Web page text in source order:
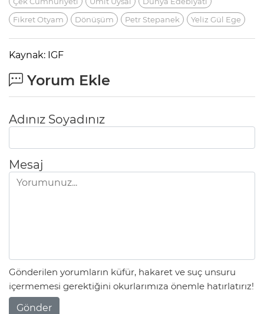
Fikret Otyam
Dönüşüm Petr Stepanek Yeliz Gül Ege
Kaynak: IGF
Yorum Ekle
Adınız Soyadınız
Mesaj
Gönderilen yorumların küfür, hakaret ve suç unsuru
içermemesi gerektiğini okurlarımıza önemle hatırlatırız!
Gönder